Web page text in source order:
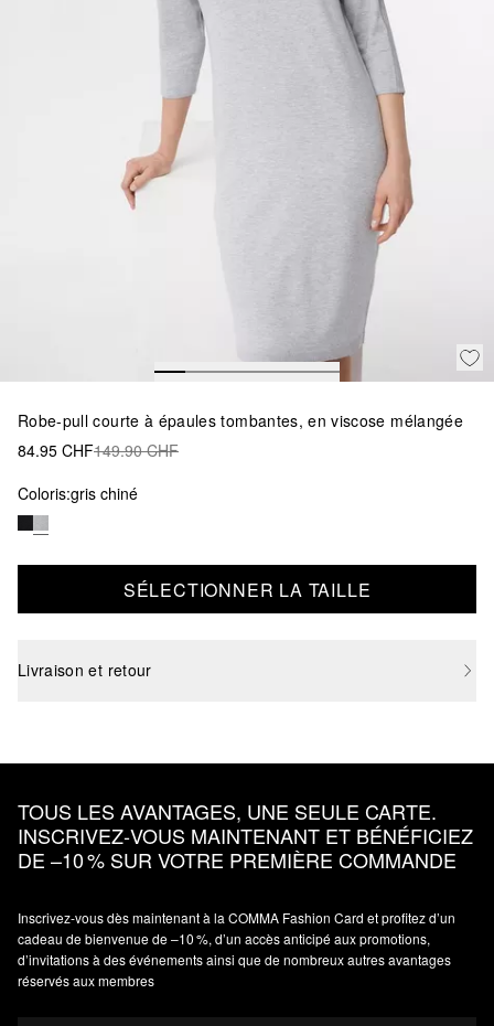
Robe-pull courte à épaules tombantes, en viscose mélangée
84.95 CHF149.90 CHF
Coloris:gris chiné
SÉLECTIONNER LA TAILLE
Livraison et retour
TOUS LES AVANTAGES, UNE SEULE CARTE.
INSCRIVEZ‑VOUS MAINTENANT ET BÉNÉFICIEZ
DE –10 % SUR VOTRE PREMIÈRE COMMANDE
Inscrivez‑vous dès maintenant à la COMMA Fashion Card et profitez d’un
cadeau de bienvenue de –10 %, d’un accès anticipé aux promotions,
d’invitations à des événements ainsi que de nombreux autres avantages
réservés aux membres